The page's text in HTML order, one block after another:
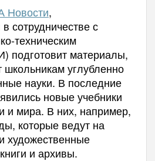
Новости,
сотрудничестве с
техническим
подготовит материалы,
школьникам углубленно
науки. В последние
новые учебники
и мира. В них, например,
которые ведут на
художественные
и архивы.